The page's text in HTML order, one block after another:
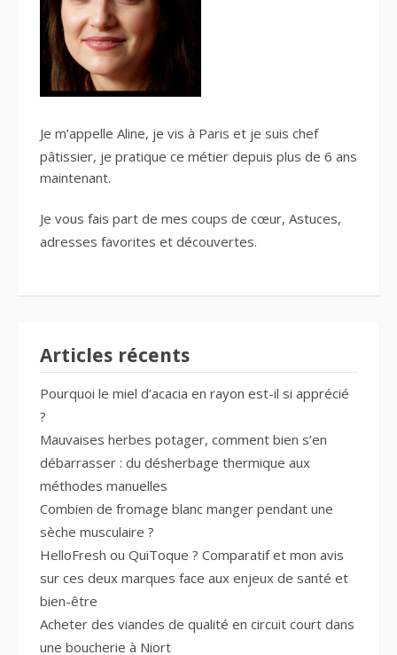
Je m’appelle Aline, je vis à Paris et je suis chef
pâtissier, je pratique ce métier depuis plus de 6 ans
maintenant.
Je vous fais part de mes coups de cœur, Astuces,
adresses favorites et découvertes.
Articles récents
Pourquoi le miel d’acacia en rayon est-il si apprécié
?
Mauvaises herbes potager, comment bien s’en
débarrasser : du désherbage thermique aux
méthodes manuelles
Combien de fromage blanc manger pendant une
sèche musculaire ?
HelloFresh ou QuiToque ? Comparatif et mon avis
sur ces deux marques face aux enjeux de santé et
bien-être
Acheter des viandes de qualité en circuit court dans
une boucherie à Niort